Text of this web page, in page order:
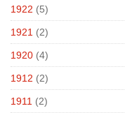
1922 (5)
1921 (2)
1920 (4)
1912 (2)
1911 (2)